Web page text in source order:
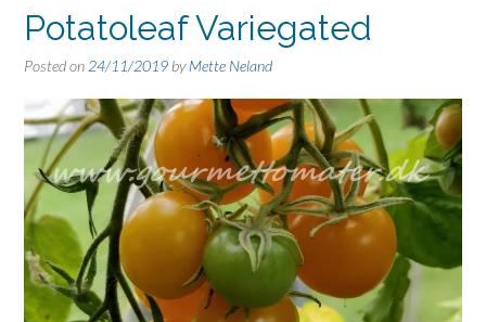
Potatoleaf Variegated
Posted on 24/11/2019 byMette Neland